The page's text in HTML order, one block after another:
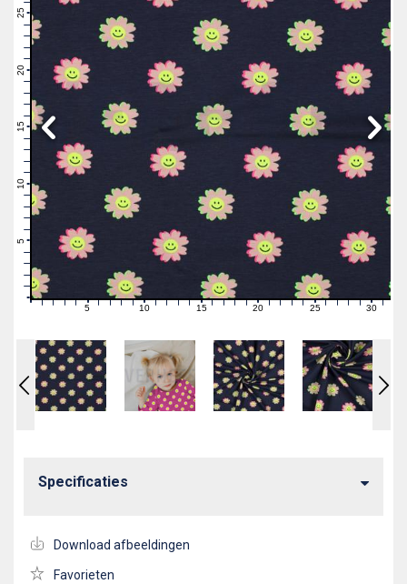
0
1
2
7
8
9
10
11
15
16
17
18
21
23
25
26
0 1 2 3 4 6 7 8910 11121314 1516171819 212223242526272829 31
Specificaties
Download afbeeldingen
Favorieten